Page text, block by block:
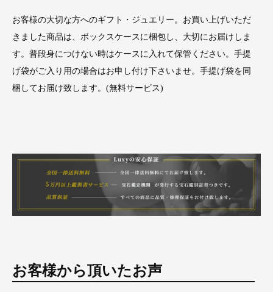
お客様の大切な方へのギフト・ジュエリー。お買い上げいただ
きました商品は、ボックスケースに梱包し、大切にお届けしま
す。普段身につけない時はケースに入れて保管ください。手提
げ袋がご入り用の場合はお申し付け下さいませ。手提げ袋を同
梱してお届け致します。(無料サービス)
お客様から頂いたお声